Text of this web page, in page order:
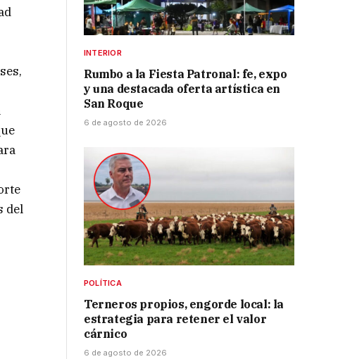
del
INTERIOR
Rumbo a la Fiesta Patronal: fe, expo
y una destacada oferta artística en
San Roque
6 de agosto de 2026
POLÍTICA
Terneros propios, engorde local: la
estrategia para retener el valor
cárnico
6 de agosto de 2026